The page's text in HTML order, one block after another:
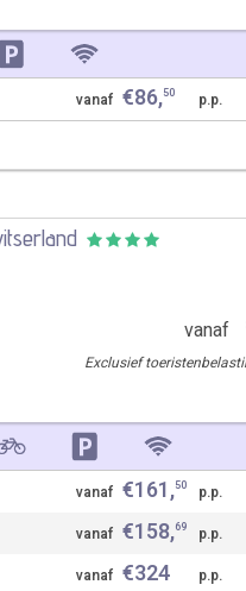
vanaf €86,50 p.p.
vanaf
Exclusief
vanaf €161,50 p.p.
vanaf €158,69 p.p.
vanaf €324 p.p.